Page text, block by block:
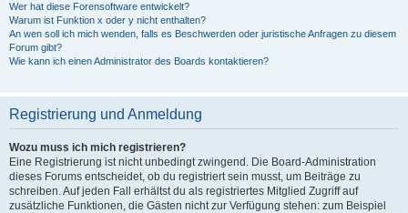
Wer hat diese Forensoftware entwickelt?
Warum ist Funktion x oder y nicht enthalten?
An wen soll ich mich wenden, falls es Beschwerden oder juristische Anfragen zu diesem
Forum gibt?
Wie kann ich einen Administrator des Boards kontaktieren?
Registrierung und Anmeldung
Wozu muss ich mich registrieren?
Eine Registrierung ist nicht unbedingt zwingend. Die Board-Administration
dieses Forums entscheidet, ob du registriert sein musst, um Beiträge zu
schreiben. Auf jeden Fall erhältst du als registriertes Mitglied Zugriff auf
zusätzliche Funktionen, die Gästen nicht zur Verfügung stehen: zum Beispiel